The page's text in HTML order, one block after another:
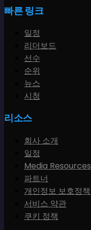
빠른 링크
일정
리더보드
선수
순위
뉴스
시청
리소스
회사 소개
일정
Media Resources
파트너
개인정보 보호정책
서비스 약관
쿠키 정책